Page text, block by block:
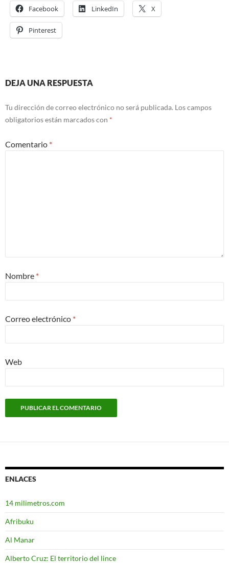
Facebook LinkedIn X
Pinterest
DEJA UNA RESPUESTA
Tu dirección de correo electrónico no será publicada. Los campos
obligatorios están marcados con *
Comentario *
Nombre *
Correo electrónico *
Web
ENLACES
14 milimetros.com
Afribuku
Al Manar
Alberto Cruz: El territorio del lince